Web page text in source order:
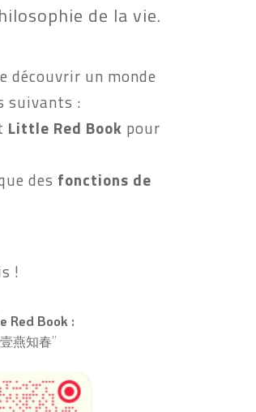
de la vie.
découvrir un monde
:
Little Red Book pour
des fonctions de
!
Red Book :
燕知春”